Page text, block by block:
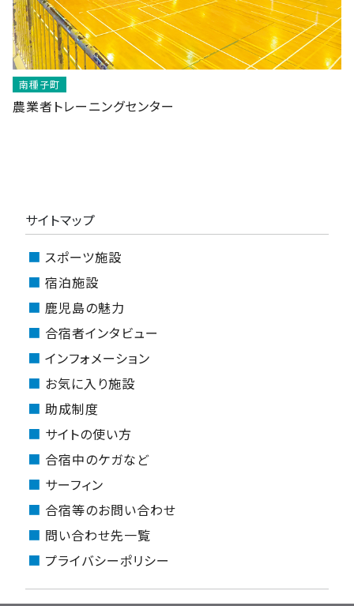
南種子町
農業者トレーニングセンター
サイトマップ
スポーツ施設
宿泊施設
鹿児島の魅力
合宿者インタビュー
インフォメーション
お気に入り施設
助成制度
サイトの使い方
合宿中のケガなど
サーフィン
合宿等のお問い合わせ
問い合わせ先一覧
プライバシーポリシー